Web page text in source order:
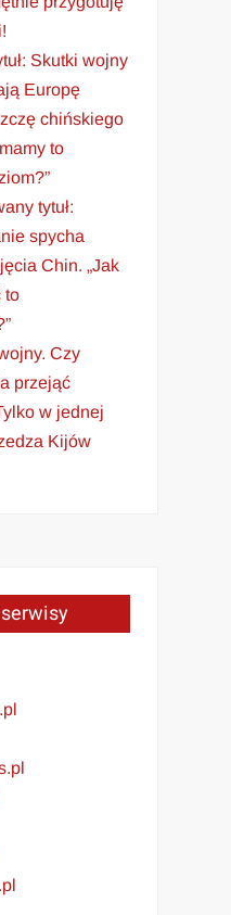
Skutki wojny
Europę
chińskiego
to
tytuł:
spycha
Chin. „Jak
to
Czy
przejąć
w jednej
Kijów